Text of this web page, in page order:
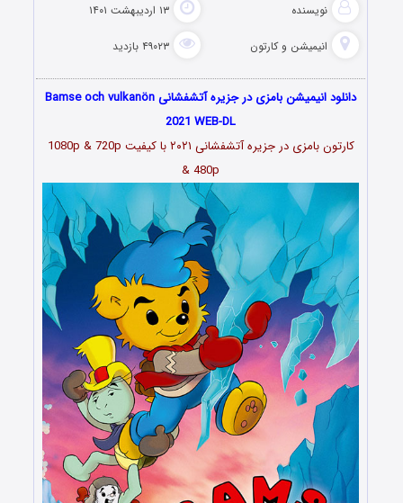
نویسنده ۱۳ اردیبهشت ۱۴۰۱
انیمیشن و کارتون ۴۹۰۲۳ بازدید
دانلود انیمیشن بامزی در جزیره آتشفشانی Bamse och vulkanön
2021 WEB-DL
کارتون بامزی در جزیره آتشفشانی ۲۰۲۱
با کیفیت 1080p & 720p
& 480p